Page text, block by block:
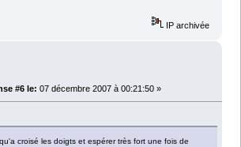
IP archivée
#6 le: 07 décembre 2007 à 00:21:50 »
croisé les doigts et espérer très fort une fois de